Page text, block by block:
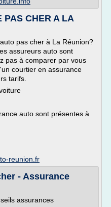
PAS CHER A LA
pas cher à La Réunion?
assureurs auto sont
pas à comparer par vous
courtier en assurance
tarifs.
auto sont présentes à
reunion.fr
- Assurance
assurances